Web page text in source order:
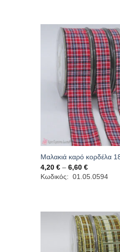
Μαλακιά καρό κορδέλα
4,20 € – 6,60 €Price
range:
4,20 €
Κωδικός: 01.05.0594